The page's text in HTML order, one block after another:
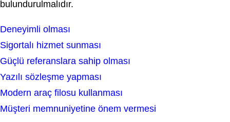
bulundurulmalıdır.
Deneyimli olması
Sigortalı hizmet sunması
Güçlü referanslara sahip olması
Yazılı sözleşme yapması
Modern araç filosu kullanması
Müşteri memnuniyetine önem vermesi